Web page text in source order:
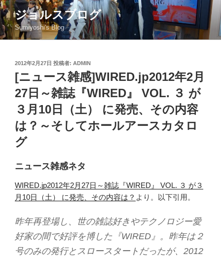
コ
ン
テ
ン
ジョルスブログ
Sumiyoshi's Blog
投
稿
日:
2012年2月27日 投稿者: ADMIN
[ニュース雑感]WIRED.jp2012年2月
27日～雑誌『WIRED』 VOL. ３ が
３月10日（土） に発売、その内容
は？～そしてホールアースカタロ
グ
ニュース雑感ネタ
WIRED.jp2012年2月27日～雑誌『WIRED』 VOL. ３ が３
月10日（土） に発売、その内容は？ より。以下引用。
昨年再登場し、世の雑誌好きやテクノロジー愛
好家の間で好評を博した『WIRED』。昨年は２
号のみの発行とスロースタートだったが、2012